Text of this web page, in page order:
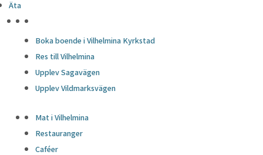
Äta
Boka boende i Vilhelmina Kyrkstad
Res till Vilhelmina
Upplev Sagavägen
Upplev Vildmarksvägen
Mat i Vilhelmina
Restauranger
Caféer